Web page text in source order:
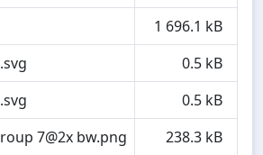
1 696.1 kB
0.5 kB
0.5 kB
7@2x bw.png
238.3 kB